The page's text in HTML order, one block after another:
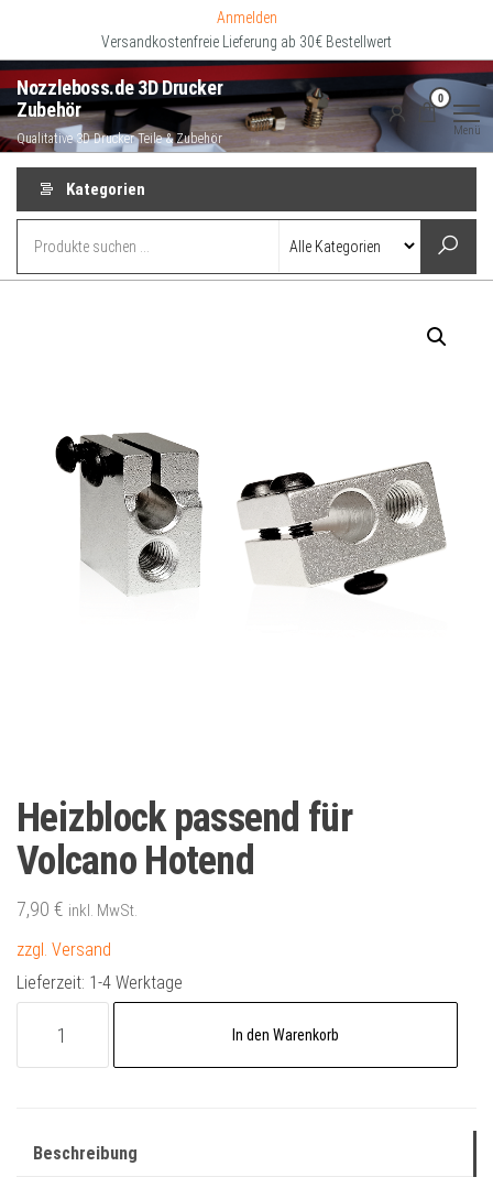
springen
Anmelden
Versandkostenfreie Lieferung ab 30€ Bestellwert
Nozzleboss.de 3D Drucker
Zubehör
Qualitative 3D Drucker Teile & Zubehör
0
Menü
Kategorien
Heizblock passend für
Volcano Hotend
7,90 € inkl. MwSt.
zzgl. Versand
Lieferzeit: 1-4 Werktage
passend
In den Warenkorb
Beschreibung